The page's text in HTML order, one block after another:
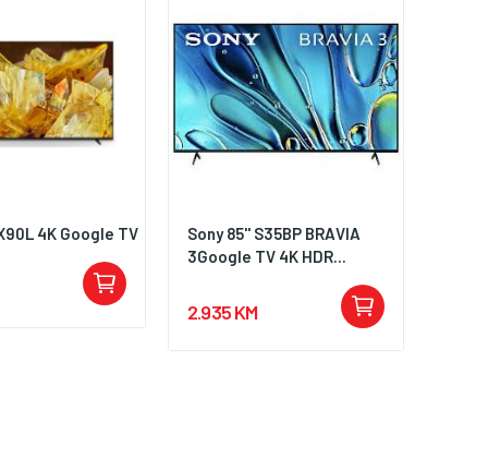
4K Google TV
Sony 85'' S35BP BRAVIA
3Google TV 4K HDR...
2.935 KM